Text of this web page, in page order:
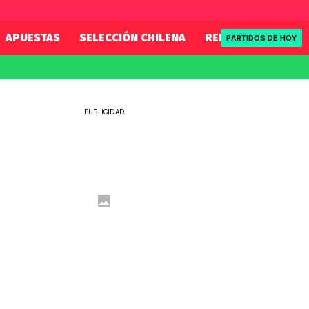
APUESTAS SELECCIÓN CHILENA REDSPORT
PARTIDOS DE HOY
PUBLICIDAD